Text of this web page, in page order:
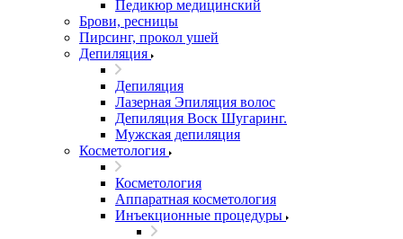
Педикюр медицинский
Брови, ресницы
Пирсинг, прокол ушей
Депиляция
Депиляция
Лазерная Эпиляция волос
Депиляция Воск Шугаринг.
Мужская депиляция
Косметология
Косметология
Аппаратная косметология
Инъекционные процедуры